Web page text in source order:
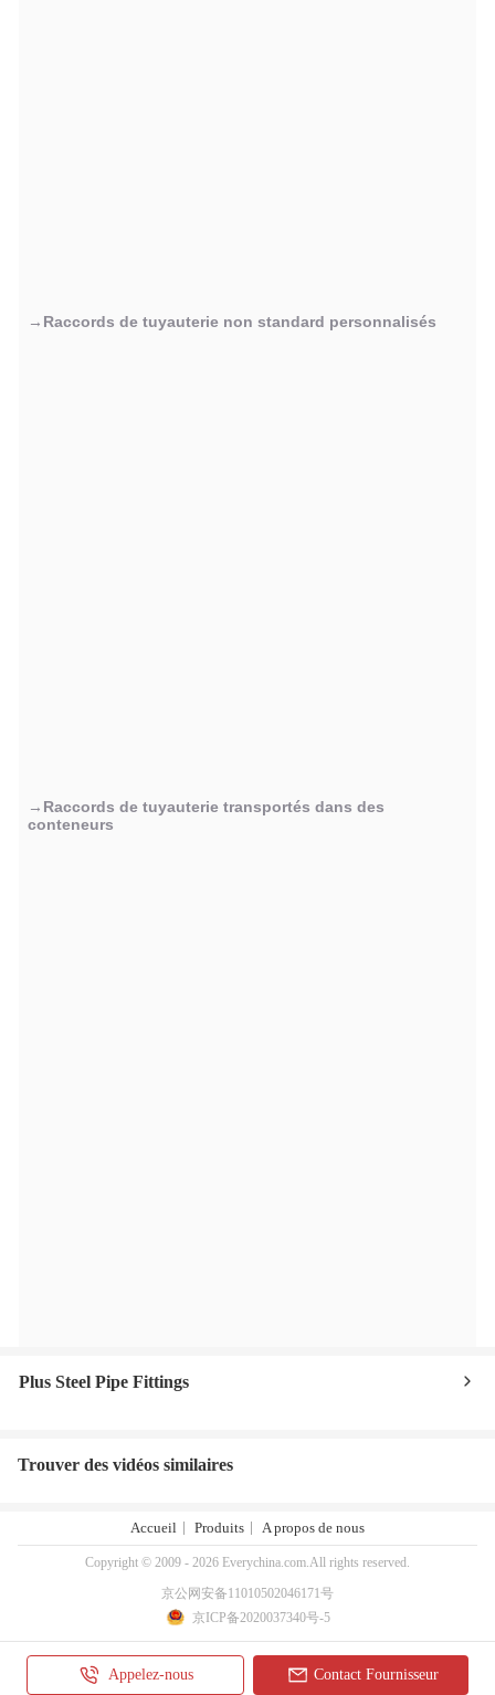
→Raccords de tuyauterie non standard personnalisés
→Raccords de tuyauterie transportés dans des
conteneurs
Plus Steel Pipe Fittings
Trouver des vidéos similaires
Appelez-nous Contact Fournisseur
Accueil Produits A propos de nous
Copyright © 2009 - 2026 Everychina.com.All rights reserved.
京公网安备11010502046171号
京ICP备2020037340号-5